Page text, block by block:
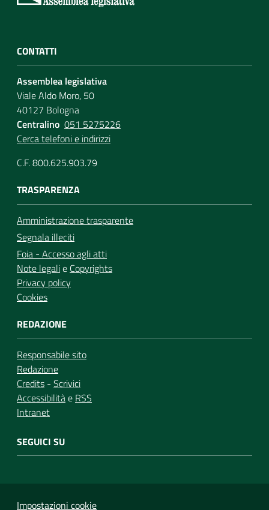
CONTATTI
Assemblea legislativa
Viale Aldo Moro, 50
40127 Bologna
Centralino 051 5275226
Cerca telefoni e indirizzi
C.F. 800.625.903.79
TRASPARENZA
Amministrazione trasparente
Segnala illeciti
Foia - Accesso agli atti
Note legalie Copyrights
Privacy policy
Cookies
REDAZIONE
Responsabile sito
Redazione
Credits - Scrivici
Accessibilitàe RSS
Intranet
SEGUICI SU
Impostazioni cookie